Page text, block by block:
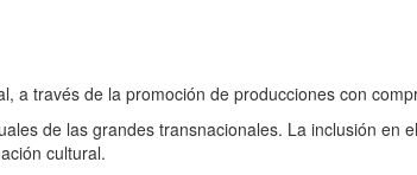
a través de la promoción de producciones con
de las grandes transnacionales. La inclusión en
cultural.